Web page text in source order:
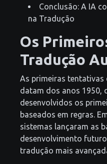
Conclusão: A IA
na Tradução
Os
Tradução
As primeiras
datam dos anos 1950,
desenvolvidos os
baseados em regras.
sistemas lançaram as
desenvolvimento
tradução mais